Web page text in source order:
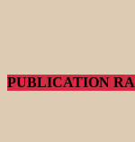
PUBLICATION